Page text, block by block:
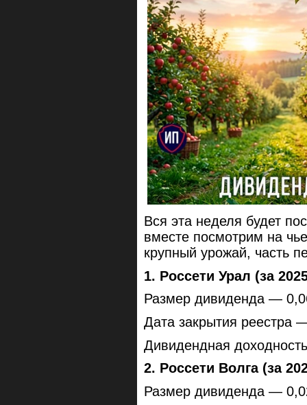
Вся эта неделя будет
вместе посмотрим на
крупный урожай, часть
1. Россети Урал (за
Размер дивиденда —
Дата закрытия реестра
Дивидендная
2. Россети Волга (за
Размер дивиденда —